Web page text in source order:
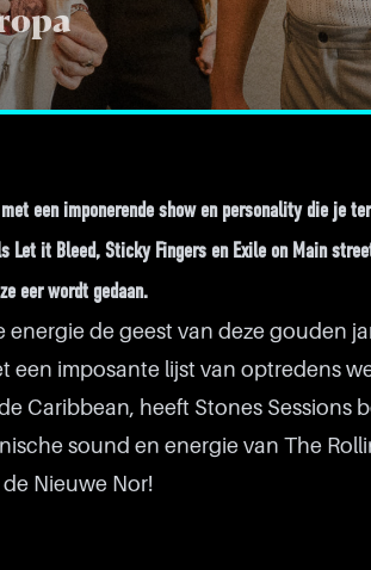
een imponerende show en personality die je
it Bleed, Sticky Fingers en Exile on Main
eer wordt gedaan.
de geest van deze gouden
een imposante lijst van optredens
Caribbean, heeft Stones Sessions
sound en energie van The
Nieuwe Nor!